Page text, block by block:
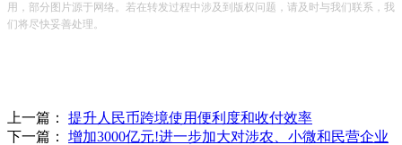
用，部分图片源于网络。若在转发过程中涉及到版权问题，请及时与我们联系，我
们将尽快妥善处理。
上一篇： 提升人民币跨境使用便利度和收付效率
下一篇： 增加3000亿元!进一步加大对涉农、小微和民营企业